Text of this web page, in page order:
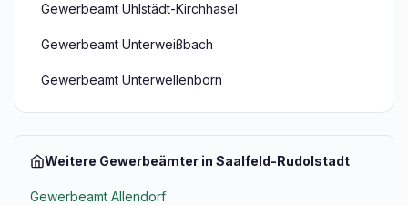
Gewerbeamt Uhlstädt-Kirchhasel
Gewerbeamt Unterweißbach
Gewerbeamt Unterwellenborn
Weitere Gewerbeämter in Saalfeld-Rudolstadt
Gewerbeamt Allendorf